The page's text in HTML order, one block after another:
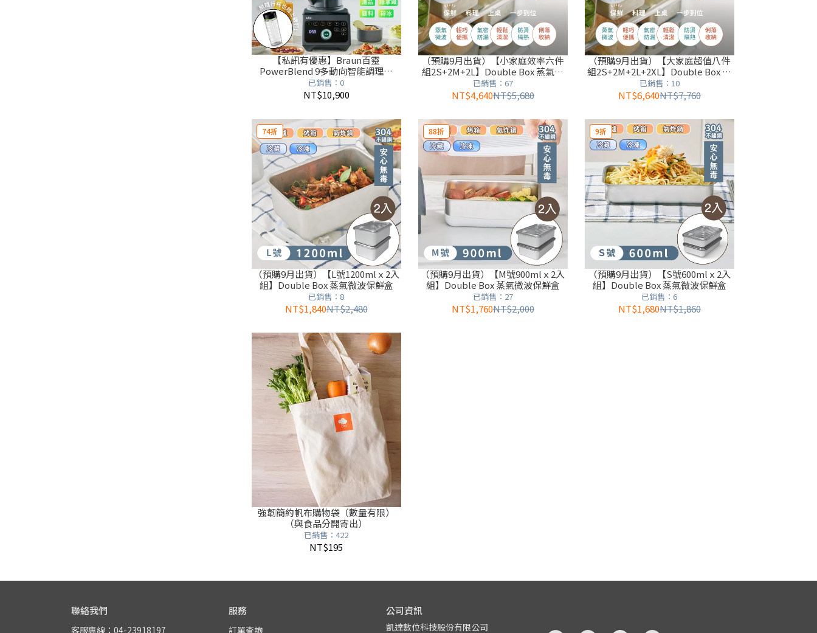
【私訊有優惠】Braun百靈
PowerBlend 9多動向智能調理機
(JB9)
已銷售：0
NT$10,900
（預購9月出貨）【小家庭效率六件
組2S+2M+2L】Double Box 蒸氣微
波保鮮盒
已銷售：67
NT$4,640NT$5,680
（預購9月出貨）【大家庭超值八件
組2S+2M+2L+2XL】Double Box 蒸
氣微波保鮮盒
已銷售：10
NT$6,640NT$7,760
74折
（預購9月出貨）【L號1200mlｘ2入
組】Double Box 蒸氣微波保鮮盒
已銷售：8
NT$1,840NT$2,480
88折
（預購9月出貨）【M號900mlｘ2入
組】Double Box 蒸氣微波保鮮盒
已銷售：27
NT$1,760NT$2,000
9折
（預購9月出貨）【S號600mlｘ2入
組】Double Box 蒸氣微波保鮮盒
已銷售：6
NT$1,680NT$1,860
強韌簡約帆布購物袋（數量有限）
（與食品分開寄出）
已銷售：422
NT$195
聯絡我們
客服專線：04-23918197
服務
訂單查詢
公司資訊
凱達數位科技股份有限公司